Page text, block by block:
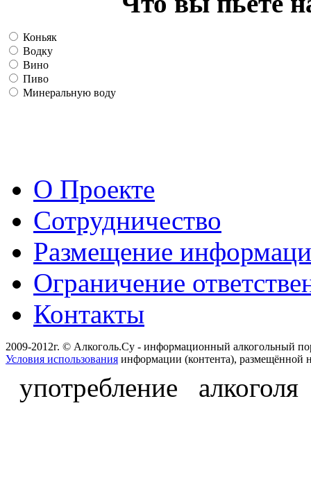
Коньяк
Водку
Вино
Пиво
Минеральную воду
О Проекте
Сотрудничество
Размещение
Ограничение
Контакты
2009-2012г. © Алкоголь.Су - информационный алкогольный
Условия использования информации (контента), размещённой
употребление